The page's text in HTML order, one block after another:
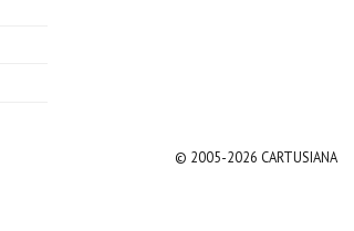
© 2005-2026 CARTUSIANA